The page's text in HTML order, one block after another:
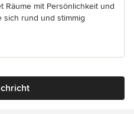
Räume mit Persönlichkeit und
sich rund und stimmig